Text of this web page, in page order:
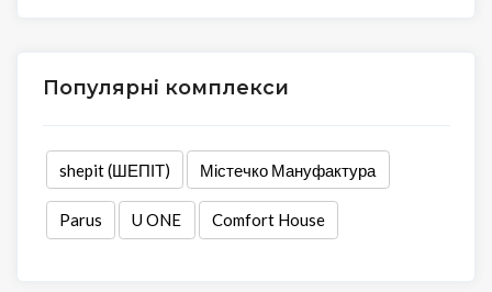
Популярні комплекси
shepit (ШЕПІТ) Містечко Мануфактура
Parus U ONE Comfort House